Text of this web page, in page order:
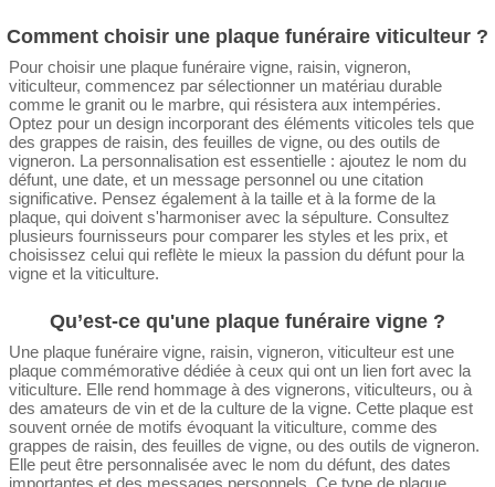
Comment choisir une plaque funéraire viticulteur ?
Pour choisir une plaque funéraire vigne, raisin, vigneron,
viticulteur, commencez par sélectionner un matériau durable
comme le granit ou le marbre, qui résistera aux intempéries.
Optez pour un design incorporant des éléments viticoles tels que
des grappes de raisin, des feuilles de vigne, ou des outils de
vigneron. La personnalisation est essentielle : ajoutez le nom du
défunt, une date, et un message personnel ou une citation
significative. Pensez également à la taille et à la forme de la
plaque, qui doivent s'harmoniser avec la sépulture. Consultez
plusieurs fournisseurs pour comparer les styles et les prix, et
choisissez celui qui reflète le mieux la passion du défunt pour la
vigne et la viticulture.
Qu’est-ce qu'une plaque funéraire vigne ?
Une plaque funéraire vigne, raisin, vigneron, viticulteur est une
plaque commémorative dédiée à ceux qui ont un lien fort avec la
viticulture. Elle rend hommage à des vignerons, viticulteurs, ou à
des amateurs de vin et de la culture de la vigne. Cette plaque est
souvent ornée de motifs évoquant la viticulture, comme des
grappes de raisin, des feuilles de vigne, ou des outils de vigneron.
Elle peut être personnalisée avec le nom du défunt, des dates